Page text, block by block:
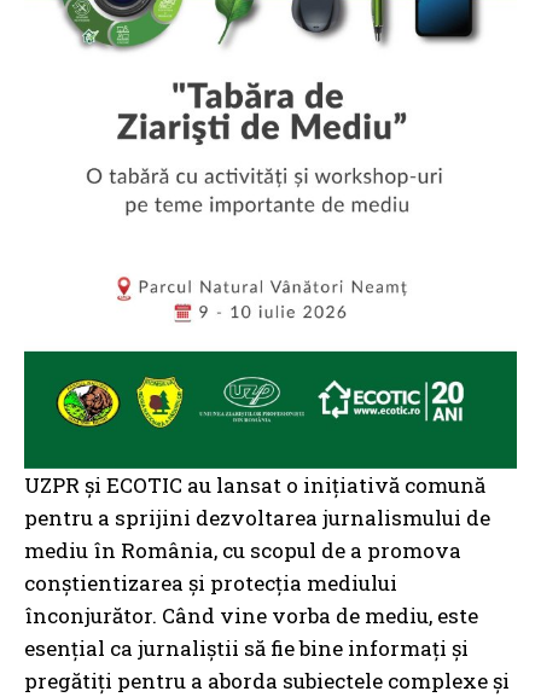
UZPR și ECOTIC au lansat o inițiativă comună
pentru a sprijini dezvoltarea jurnalismului de
mediu în România, cu scopul de a promova
conștientizarea și protecția mediului
înconjurător. Când vine vorba de mediu, este
esențial ca jurnaliștii să fie bine informați și
pregătiți pentru a aborda subiectele complexe și